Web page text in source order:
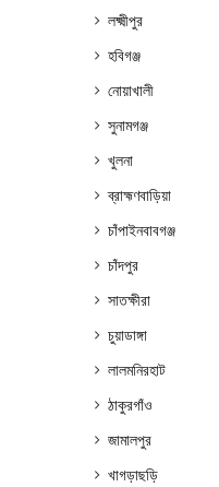
লক্ষ্মীপুর
হবিগঞ্জ
নোয়াখালী
সুনামগঞ্জ
খুলনা
ব্রাহ্মণবাড়িয়া
চাঁপাইনবাবগঞ্জ
চাঁদপুর
সাতক্ষীরা
চুয়াডাঙ্গা
লালমনিরহাট
ঠাকুরগাঁও
জামালপুর
খাগড়াছড়ি